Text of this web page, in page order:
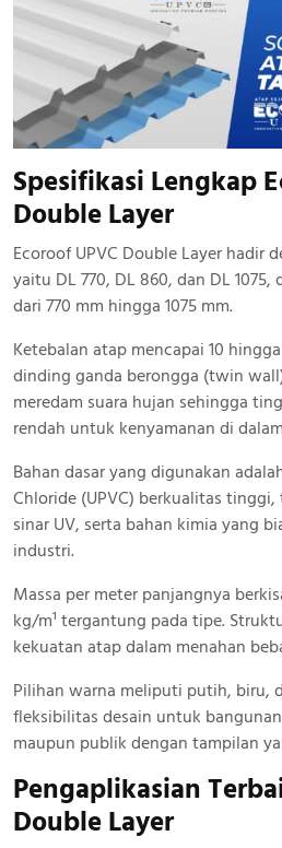
Spesifikasi Lengkap
Double Layer
Ecoroof UPVC Double Layer hadir
yaitu DL 770, DL 860, dan DL
dari 770 mm hingga 1075 mm.
Ketebalan atap mencapai 10
dinding ganda berongga (twin
meredam suara hujan sehingga
rendah untuk kenyamanan di
Bahan dasar yang digunakan
Chloride (UPVC) berkualitas
sinar UV, serta bahan kimia yang
industri.
Massa per meter panjangnya
kg/m¹ tergantung pada tipe.
kekuatan atap dalam menahan
Pilihan warna meliputi putih, biru,
fleksibilitas desain untuk
maupun publik dengan tampilan
Pengaplikasian
Double Layer